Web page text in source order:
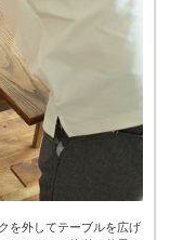
を外してテーブルを広げ